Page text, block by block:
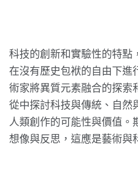
科技的創新和實驗性的特點
在沒有歷史包袱的自由下進
術家將異質元素融合的探索
從中探討科技與傳統、自然
人類創作的可能性與價值。
想像與反思，這應是藝術與